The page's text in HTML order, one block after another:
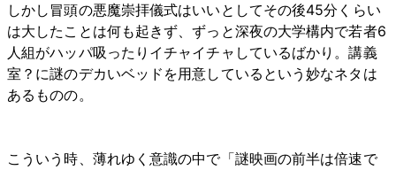
しかし冒頭の悪魔崇拝儀式はいいとしてその後45分くらい
は大したことは何も起きず、ずっと深夜の大学構内で若者6
人組がハッパ吸ったりイチャイチャしているばかり。講義
室？に謎のデカいベッドを用意しているという妙なネタは
あるものの。
こういう時、薄れゆく意識の中で「謎映画の前半は倍速で